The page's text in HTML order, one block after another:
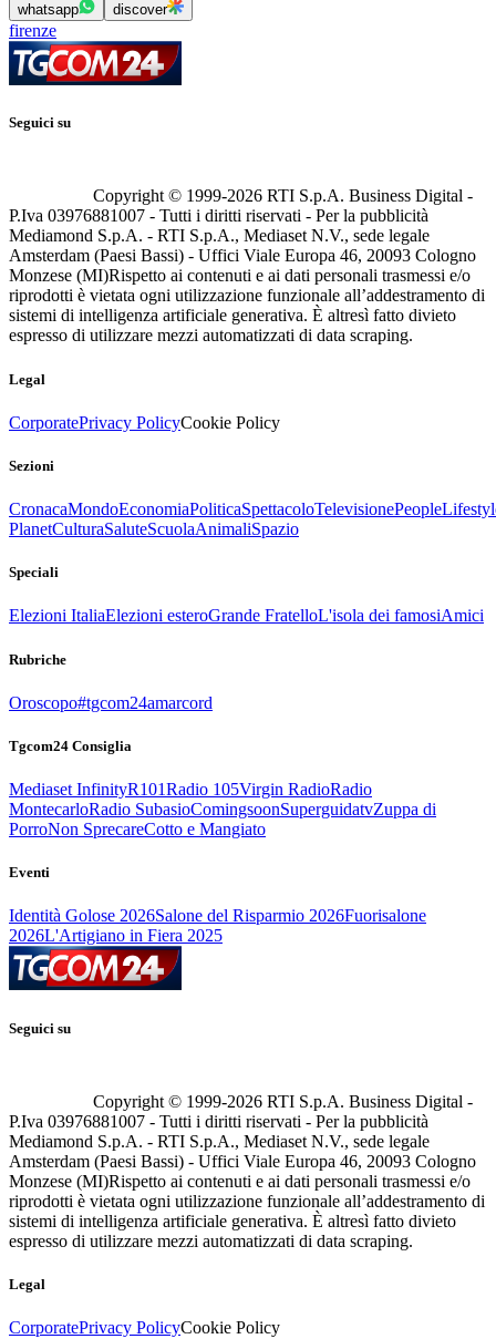
whatsapp discover
firenze
Seguici su
Copyright © 1999-2026 RTI S.p.A. Business Digital -
P.Iva 03976881007 - Tutti i diritti riservati - Per la pubblicità
Mediamond S.p.A. - RTI S.p.A., Mediaset N.V., sede legale
Amsterdam (Paesi Bassi) - Uffici Viale Europa 46, 20093 Cologno
Monzese (MI)Rispetto ai contenuti e ai dati personali trasmessi e/o
riprodotti è vietata ogni utilizzazione funzionale all’addestramento di
sistemi di intelligenza artificiale generativa. È altresì fatto divieto
espresso di utilizzare mezzi automatizzati di data scraping.
Legal
CorporatePrivacy PolicyCookie Policy
Sezioni
CronacaMondoEconomiaPoliticaSpettacoloTelevisionePeople
PlanetCulturaSaluteScuolaAnimaliSpazio
Speciali
Elezioni ItaliaElezioni esteroGrande FratelloL'isola dei famosiAmici
Rubriche
Oroscopo#tgcom24amarcord
Tgcom24 Consiglia
Mediaset InfinityR101Radio 105Virgin RadioRadio
MontecarloRadio SubasioComingsoonSuperguidatvZuppa di
PorroNon SprecareCotto e Mangiato
Eventi
Identità Golose 2026Salone del Risparmio 2026Fuorisalone
2026L'Artigiano in Fiera 2025
Seguici su
Copyright © 1999-2026 RTI S.p.A. Business Digital -
P.Iva 03976881007 - Tutti i diritti riservati - Per la pubblicità
Mediamond S.p.A. - RTI S.p.A., Mediaset N.V., sede legale
Amsterdam (Paesi Bassi) - Uffici Viale Europa 46, 20093 Cologno
Monzese (MI)Rispetto ai contenuti e ai dati personali trasmessi e/o
riprodotti è vietata ogni utilizzazione funzionale all’addestramento di
sistemi di intelligenza artificiale generativa. È altresì fatto divieto
espresso di utilizzare mezzi automatizzati di data scraping.
Legal
CorporatePrivacy PolicyCookie Policy